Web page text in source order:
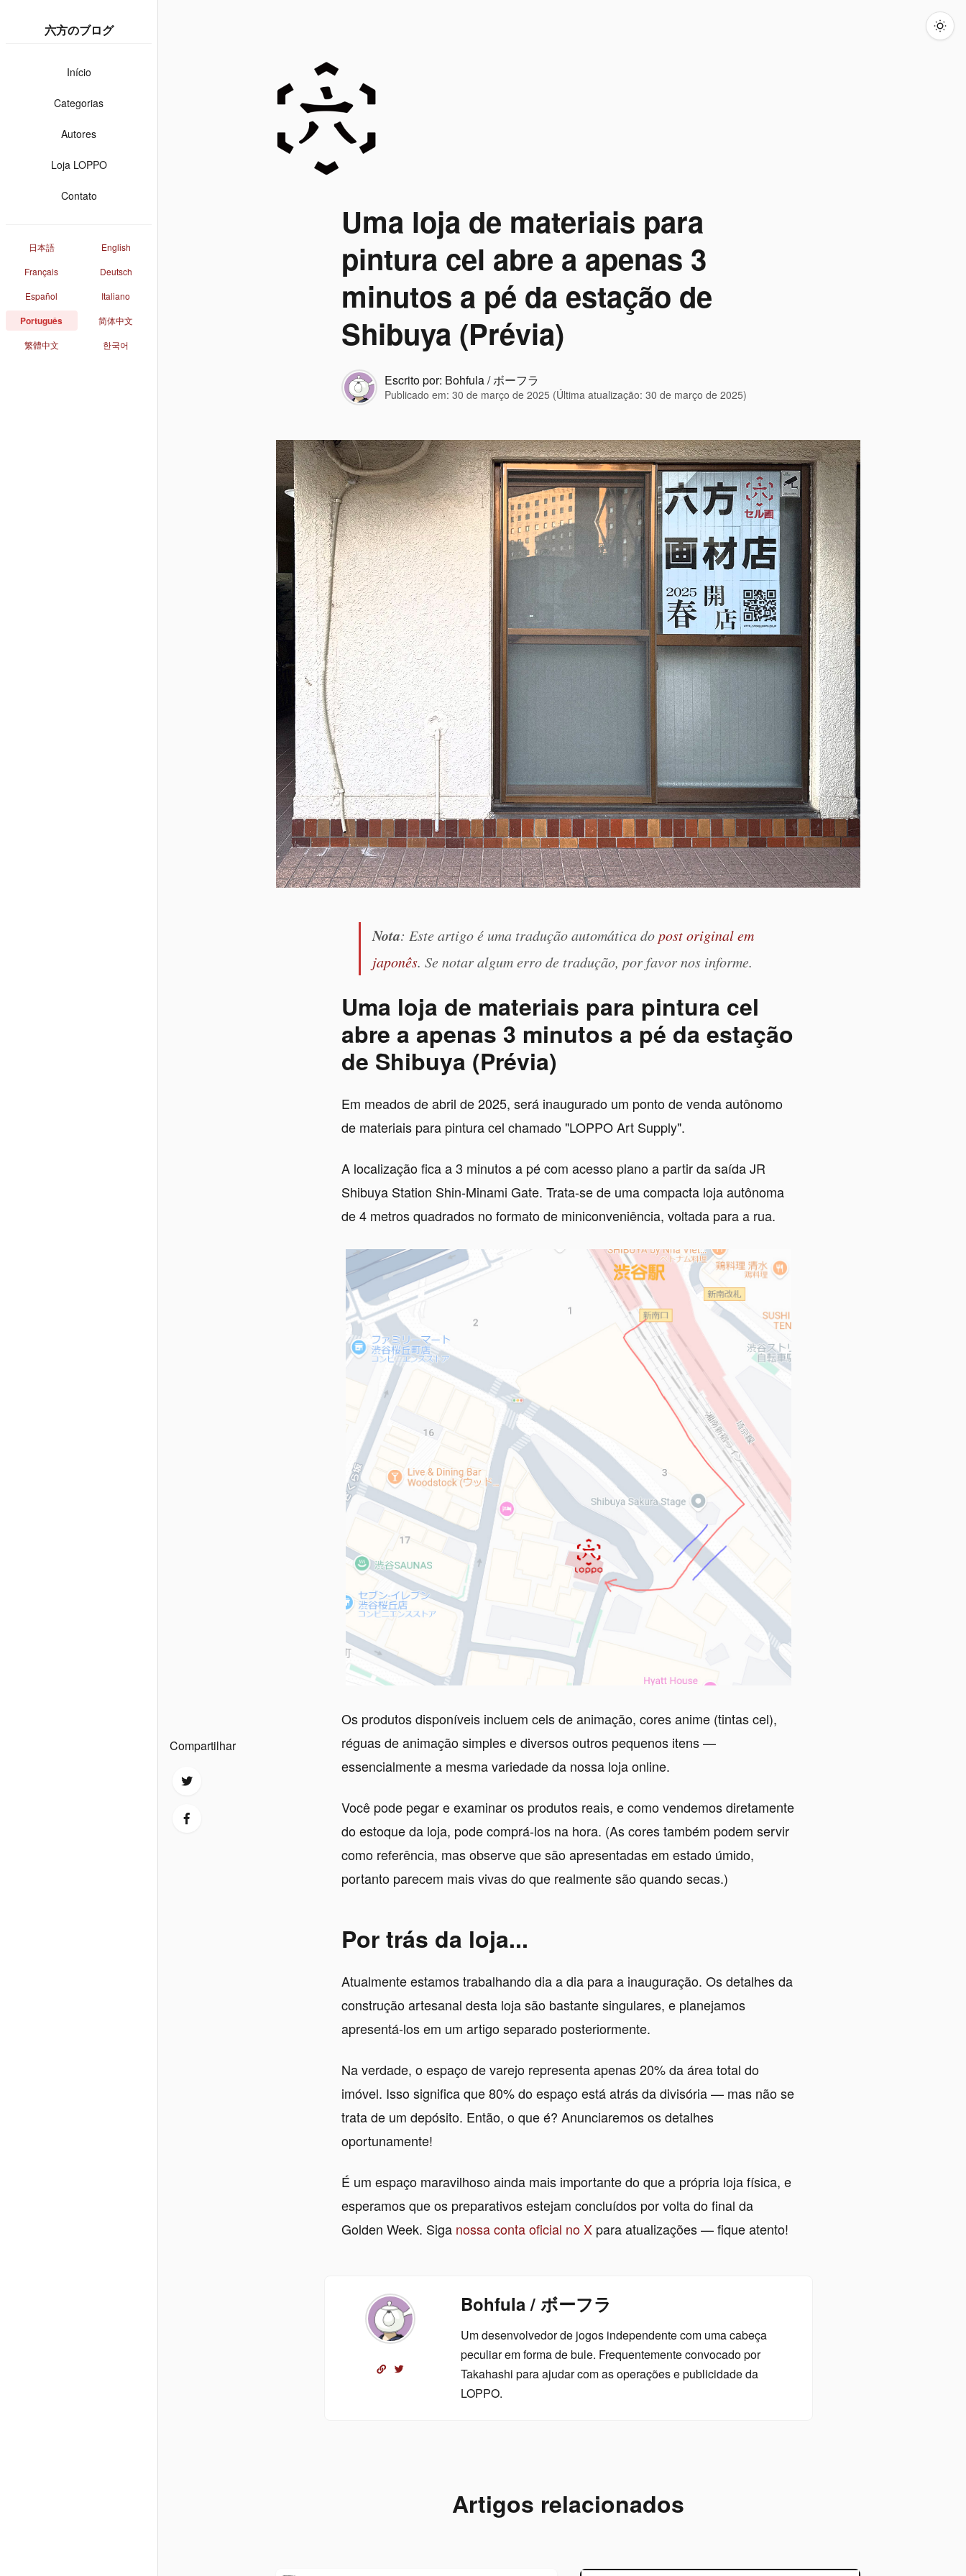
六方のブログ
Início
Categorias
Autores
Loja LOPPO
Contato
日本語
English
Français
Deutsch
Español
Italiano
Português
简体中文
繁體中文
한국어
Uma loja de materiais para
pintura cel abre a apenas 3
minutos a pé da estação de
Shibuya (Prévia)
Escrito por: Bohfula / ボーフラ
Publicado em: 30 de março de 2025 (Última atualização: 30 de março de 2025)
Nota: Este artigo é uma tradução automática dopost original em
japonês. Se notar algum erro de tradução, por favor nos informe.
Uma loja de materiais para pintura cel
abre a apenas 3 minutos a pé da estação
de Shibuya (Prévia)
Em meados de abril de 2025, será inaugurado um ponto de venda autônomo
de materiais para pintura cel chamado "LOPPO Art Supply".
A localização fica a 3 minutos a pé com acesso plano a partir da saída JR
Shibuya Station Shin-Minami Gate. Trata-se de uma compacta loja autônoma
de 4 metros quadrados no formato de miniconveniência, voltada para a rua.
Os produtos disponíveis incluem cels de animação, cores anime (tintas cel),
réguas de animação simples e diversos outros pequenos itens —
essencialmente a mesma variedade da nossa loja online.
Você pode pegar e examinar os produtos reais, e como vendemos diretamente
do estoque da loja, pode comprá-los na hora. (As cores também podem servir
como referência, mas observe que são apresentadas em estado úmido,
portanto parecem mais vivas do que realmente são quando secas.)
Por trás da loja...
Atualmente estamos trabalhando dia a dia para a inauguração. Os detalhes da
construção artesanal desta loja são bastante singulares, e planejamos
apresentá-los em um artigo separado posteriormente.
Na verdade, o espaço de varejo representa apenas 20% da área total do
imóvel. Isso significa que 80% do espaço está atrás da divisória — mas não se
trata de um depósito. Então, o que é? Anunciaremos os detalhes
oportunamente!
É um espaço maravilhoso ainda mais importante do que a própria loja física, e
esperamos que os preparativos estejam concluídos por volta do final da
Golden Week. Siga nossa conta oficial no Xpara atualizações — fique atento!
Bohfula / ボーフラ
Um desenvolvedor de jogos independente com uma cabeça
peculiar em forma de bule. Frequentemente convocado por
Takahashi para ajudar com as operações e publicidade da
LOPPO.
Compartilhar
Artigos relacionados